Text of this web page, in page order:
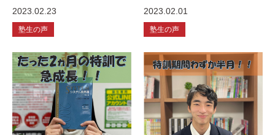
2023.02.23
塾生の声
2023.02.01
塾生の声